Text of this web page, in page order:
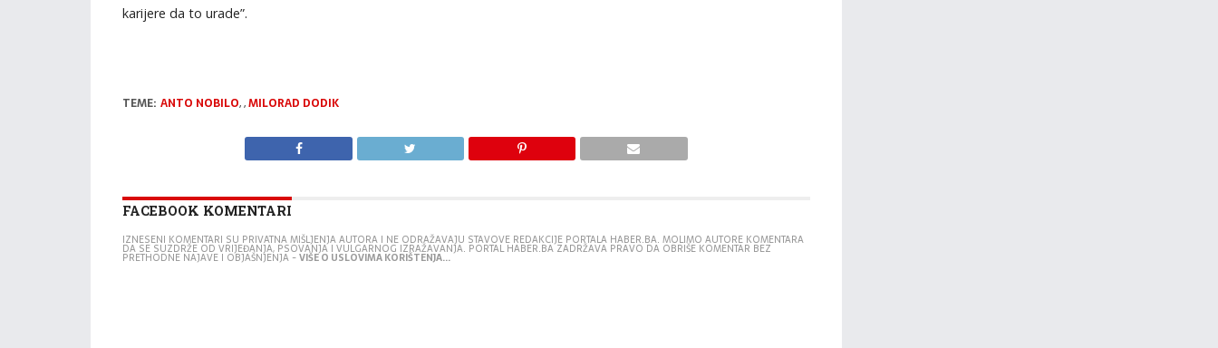
karijere da to urade”.
TEME: ANTO NOBILO,,MILORAD DODIK
FACEBOOK KOMENTARI
IZNESENI KOMENTARI SU PRIVATNA MIŠLJENJA AUTORA I NE ODRAŽAVAJU STAVOVE REDAKCIJE PORTALA HABER.BA. MOLIMO AUTORE KOMENTARA
DA SE SUZDRŽE OD VRIJEĐANJA, PSOVANJA I VULGARNOG IZRAŽAVANJA. PORTAL HABER.BA ZADRŽAVA PRAVO DA OBRIŠE KOMENTAR BEZ
PRETHODNE NAJAVE I OBJAŠNJENJA -VIŠE O USLOVIMA KORIŠTENJA...